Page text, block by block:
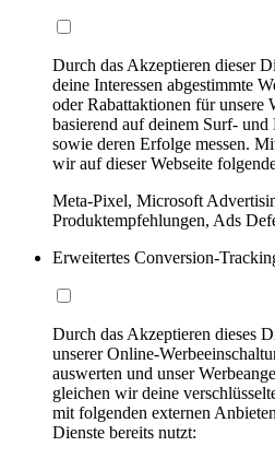
Durch das Akzeptieren dieser
deine Interessen abgestimmte
oder Rabattaktionen für unsere
basierend auf deinem Surf-
sowie deren Erfolge messen.
wir auf dieser Webseite
Meta-Pixel, Microsoft
Produktempfehlungen, Ads
Erweitertes Conversion-
Durch das Akzeptieren dieses
unserer Online-
auswerten und unser
gleichen wir deine
mit folgenden externen
Dienste bereits nutzt: